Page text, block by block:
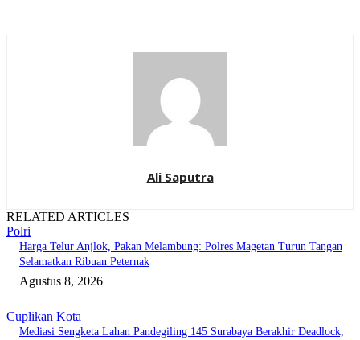
Ali Saputra
RELATED ARTICLES
Polri
Harga Telur Anjlok, Pakan Melambung: Polres Magetan Turun Tangan
Selamatkan Ribuan Peternak
Agustus 8, 2026
Cuplikan Kota
Mediasi Sengketa Lahan Pandegiling 145 Surabaya Berakhir Deadlock,